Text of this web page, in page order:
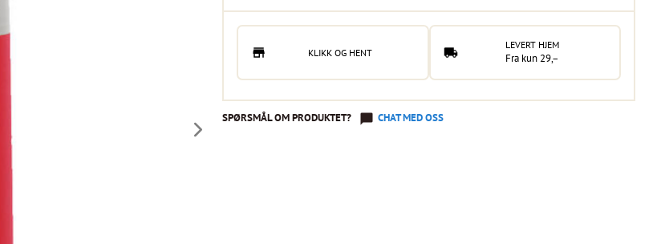
KLIKK OG HENT
LEVERT HJEM
Fra kun 29,–
SPØRSMÅL OM PRODUKTET? CHAT MED OSS